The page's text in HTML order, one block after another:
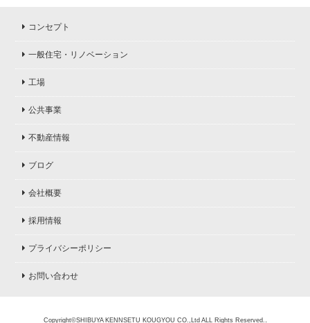
コンセプト
一般住宅・リノベーション
工場
公共事業
不動産情報
ブログ
会社概要
採用情報
プライバシーポリシー
お問い合わせ
Copyright©SHIBUYA KENNSETU KOUGYOU CO.,Ltd ALL Rights Reserved. .